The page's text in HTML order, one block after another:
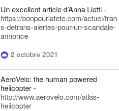
Un excellent article d’Anna Lietti -
https://bonpourlatete.com/actuel/tran
s-detrans-alertes-pour-un-scandale-
annonce
2 octobre 2021
AeroVelo: the human powered
helicopter -
http://www.aerovelo.com/atlas-
helicopter